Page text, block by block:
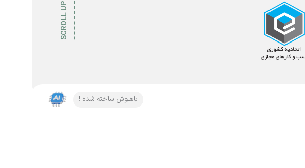
SCROLL UP
باهـوش ساخته شده !